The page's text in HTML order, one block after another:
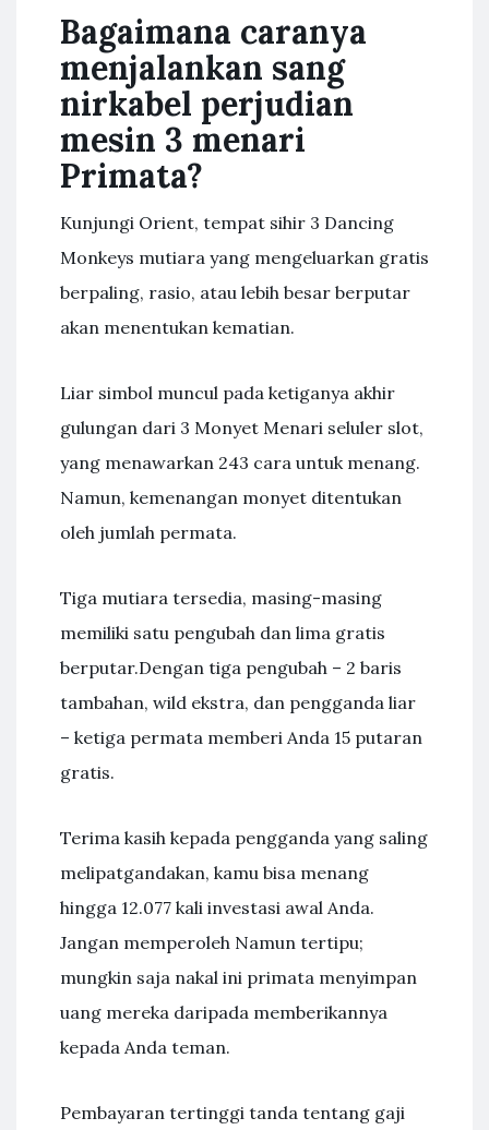
Bagaimana caranya
menjalankan sang
nirkabel perjudian
mesin 3 menari
Primata?
Kunjungi Orient, tempat sihir 3 Dancing
Monkeys mutiara yang mengeluarkan gratis
berpaling, rasio, atau lebih besar berputar
akan menentukan kematian.
Liar simbol muncul pada ketiganya akhir
gulungan dari 3 Monyet Menari seluler slot,
yang menawarkan 243 cara untuk menang.
Namun, kemenangan monyet ditentukan
oleh jumlah permata.
Tiga mutiara tersedia, masing-masing
memiliki satu pengubah dan lima gratis
berputar.Dengan tiga pengubah – 2 baris
tambahan, wild ekstra, dan pengganda liar
– ketiga permata memberi Anda 15 putaran
gratis.
Terima kasih kepada pengganda yang saling
melipatgandakan, kamu bisa menang
hingga 12.077 kali investasi awal Anda.
Jangan memperoleh Namun tertipu;
mungkin saja nakal ini primata menyimpan
uang mereka daripada memberikannya
kepada Anda teman.
Pembayaran tertinggi tanda tentang gaji